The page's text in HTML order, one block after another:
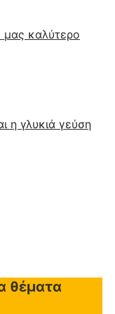
μας καλύτερο
η γλυκιά γεύση
θέματα